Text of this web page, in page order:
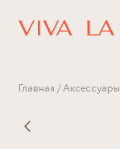
Главная Аксессуары